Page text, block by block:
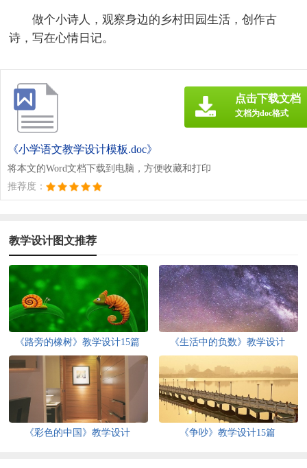
做个小诗人，观察身边的乡村田园生活，创作古
诗，写在心情日记。
《小学语文教学设计模板.doc》
将本文的Word文档下载到电脑，方便收藏和打印
推荐度：
点击下载文档
文档为doc格式
教学设计图文推荐
《路旁的橡树》教学设计15篇 《生活中的负数》教学设计
《彩色的中国》教学设计 《争吵》教学设计15篇